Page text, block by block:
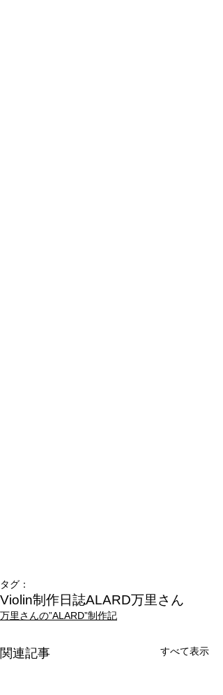
タグ：
Violin制作日誌ALARD万里さん
万里さんの”ALARD”制作記
関連記事 すべて表示